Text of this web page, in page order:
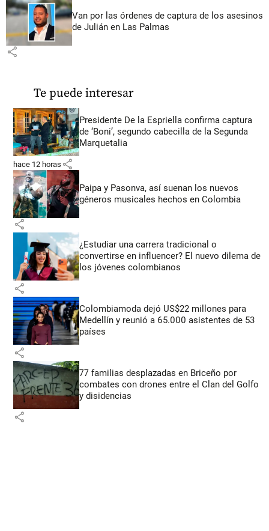
Van por las órdenes de captura de los asesinos
de Julián en Las Palmas
share
Te puede interesar
Presidente De la Espriella confirma captura
de ‘Boni’, segundo cabecilla de la Segunda
Marquetalia
hace 12 horas share
Paipa y Pasonva, así suenan los nuevos
géneros musicales hechos en Colombia
share
¿Estudiar una carrera tradicional o
convertirse en influencer? El nuevo dilema de
los jóvenes colombianos
share
Colombiamoda dejó US$22 millones para
Medellín y reunió a 65.000 asistentes de 53
países
share
77 familias desplazadas en Briceño por
combates con drones entre el Clan del Golfo
y disidencias
share